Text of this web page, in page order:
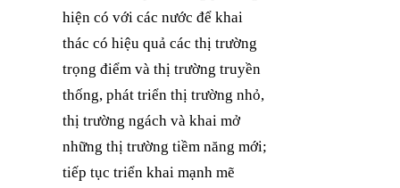
hiện có với các nước để khai
thác có hiệu quả các thị trường
trọng điểm và thị trường truyền
thống, phát triển thị trường nhỏ,
thị trường ngách và khai mở
những thị trường tiềm năng mới;
tiếp tục triển khai mạnh mẽ